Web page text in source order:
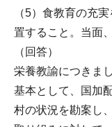
（5）食教育の充
置すること。当面
（回答）
栄養教諭につきま
基本として、国加
村の状況を勘案し